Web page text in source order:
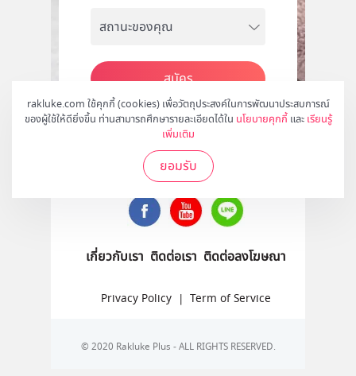
rakluke.com ใช้คุกกี้ (cookies) เพื่อวัตถุประสงค์ในการพัฒนาประสบการณ์
ของผู้ใช้ให้ดียิ่งขึ้น ท่านสามารถศึกษารายละเอียดได้ใน นโยบายคุกกี้ และ เรียนรู้
เพิ่มเติม
ยอมรับ
สมัคร
ติดตามเราได้ที่
เกี่ยวกับเรา ติดต่อเรา ติดต่อลงโฆษณา
Privacy Policy | Term of Service
© 2020 Rakluke Plus - ALL RIGHTS RESERVED.